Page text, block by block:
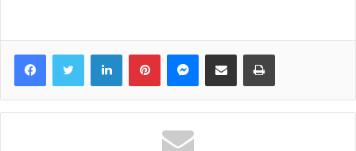
FacebookTwitter LinkedInPinterestMessenger
Share via Email Print